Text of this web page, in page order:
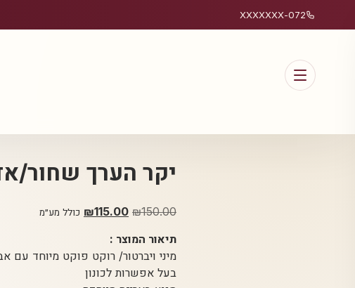
072-XXXXXXX
יקר הערך שחור/
₪150.00
המחיר
היה:
₪150.00.
₪115.00
המחיר
₪115.00.
כולל מע״מ
תיאור המוצר :
מיני ויברטור/ רוקט פוקט מיוחד עם
בעל אפשרות לכונון